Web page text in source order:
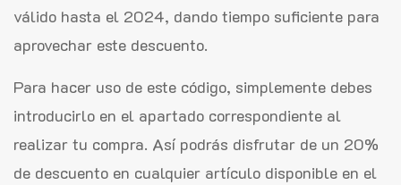
válido hasta el 2024, dando tiempo suficiente para
aprovechar este descuento.
Para hacer uso de este código, simplemente debes
introducirlo en el apartado correspondiente al
realizar tu compra. Así podrás disfrutar de un 20%
de descuento en cualquier artículo disponible en el